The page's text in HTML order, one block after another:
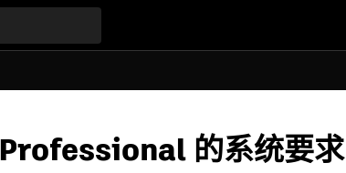
的系统要求